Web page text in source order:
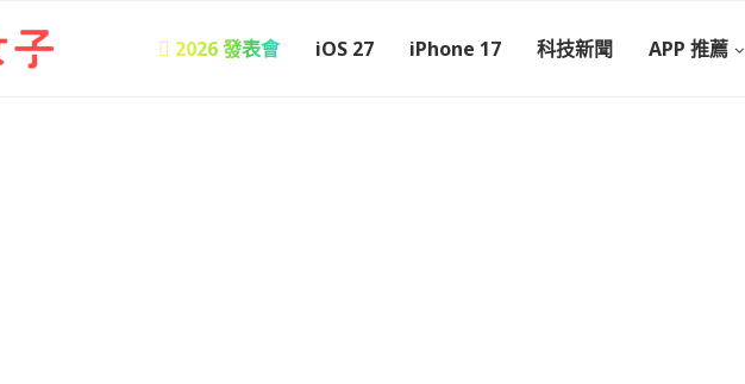
 2026 發表會 iOS 27 iPhone 17 科技新聞 APP 推薦